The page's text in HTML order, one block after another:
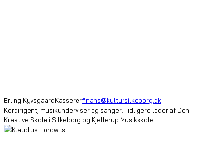
Erling KyvsgaardKassererfinans@kultursilkeborg.dk
Kordirigent, musikunderviser og sanger. Tidligere leder af Den
Kreative Skole i Silkeborg og Kjellerup Musikskole